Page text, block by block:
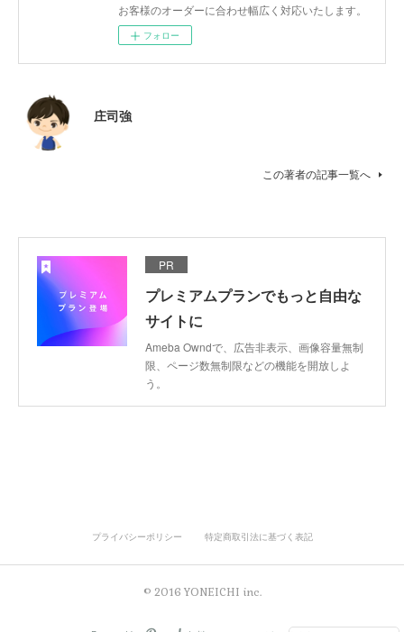
お客様のオーダーに合わせ幅広く対応いたします。
フォロー
庄司強
この著者の記事一覧へ
PR
プレミアムプランでもっと自由な
サイトに
Ameba Owndで、広告非表示、画像容量無制
限、ページ数無制限などの機能を開放しよ
う。
プライバシーポリシー 特定商取引法に基づく表記
© 2016 YONEICHI inc.